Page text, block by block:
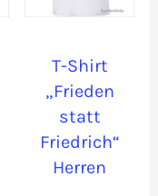
T-Shirt
„Frieden
statt
Friedrich“
Herren